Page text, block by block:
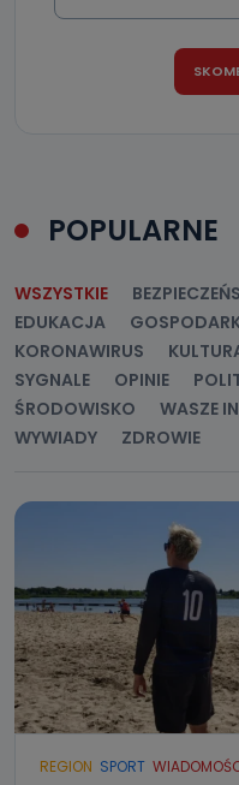
e-mailowo pod adresem:
POPULARNE
WSZYSTKIE
EDUKACJA
KORONAWIRUS
SYGNALE
OPINIE
ŚRODOWISKO
WASZE
WYWIADY
ZDROWIE
REGION SPORT